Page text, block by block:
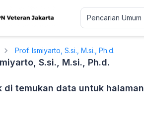
Prof. Ismiyarto, S.si., M.si., Ph.d.
S.si., M.si., Ph.d.
di temukan data untuk